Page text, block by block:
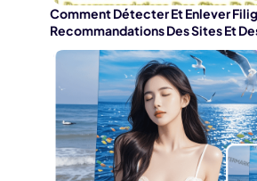
Comment Détecter Et Enlever
Recommandations Des Sites Et